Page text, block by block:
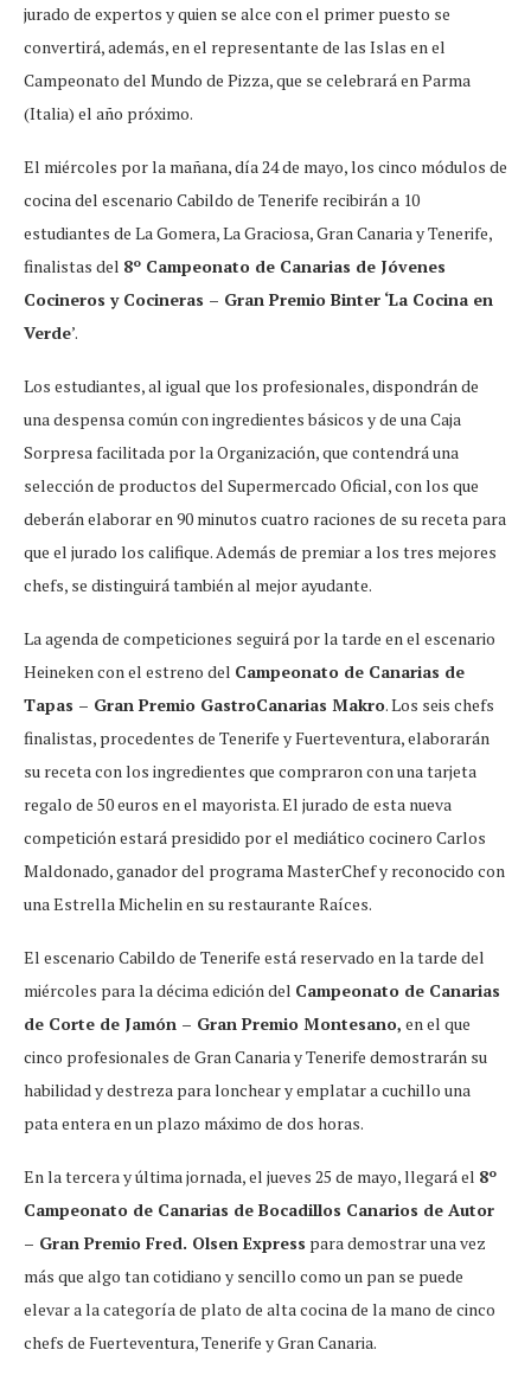
jurado de expertos y quien se alce con el primer puesto se
convertirá, además, en el representante de las Islas en el
Campeonato del Mundo de Pizza, que se celebrará en Parma
(Italia) el año próximo.
El miércoles por la mañana, día 24 de mayo, los cinco módulos de
cocina del escenario Cabildo de Tenerife recibirán a 10
estudiantes de La Gomera, La Graciosa, Gran Canaria y Tenerife,
finalistas del 8º Campeonato de Canarias de Jóvenes
Cocineros y Cocineras – Gran Premio Binter ‘La Cocina en
Verde’.
Los estudiantes, al igual que los profesionales, dispondrán de
una despensa común con ingredientes básicos y de una Caja
Sorpresa facilitada por la Organización, que contendrá una
selección de productos del Supermercado Oficial, con los que
deberán elaborar en 90 minutos cuatro raciones de su receta para
que el jurado los califique. Además de premiar a los tres mejores
chefs, se distinguirá también al mejor ayudante.
La agenda de competiciones seguirá por la tarde en el escenario
Heineken con el estreno del Campeonato de Canarias de
Tapas – Gran Premio GastroCanarias Makro. Los seis chefs
finalistas, procedentes de Tenerife y Fuerteventura, elaborarán
su receta con los ingredientes que compraron con una tarjeta
regalo de 50 euros en el mayorista. El jurado de esta nueva
competición estará presidido por el mediático cocinero Carlos
Maldonado, ganador del programa MasterChef y reconocido con
una Estrella Michelin en su restaurante Raíces.
El escenario Cabildo de Tenerife está reservado en la tarde del
miércoles para la décima edición del Campeonato de Canarias
de Corte de Jamón – Gran Premio Montesano, en el que
cinco profesionales de Gran Canaria y Tenerife demostrarán su
habilidad y destreza para lonchear y emplatar a cuchillo una
pata entera en un plazo máximo de dos horas.
En la tercera y última jornada, el jueves 25 de mayo, llegará el 8º
Campeonato de Canarias de Bocadillos Canarios de Autor
– Gran Premio Fred. Olsen Express para demostrar una vez
más que algo tan cotidiano y sencillo como un pan se puede
elevar a la categoría de plato de alta cocina de la mano de cinco
chefs de Fuerteventura, Tenerife y Gran Canaria.